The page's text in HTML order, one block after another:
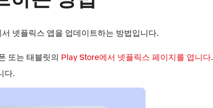
넷플릭스 앱을 업데이트하는 방법입니다.
또는 태블릿의 Play Store에서 넷플릭스 페이지를 엽니다.
다.